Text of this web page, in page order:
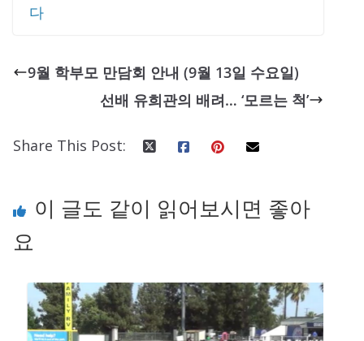
다
9월 학부모 만담회 안내 (9월 13일 수요일)
선배 유희관의 배려… ‘모르는 척’
Share This Post:
이 글도 같이 읽어보시면 좋아
요